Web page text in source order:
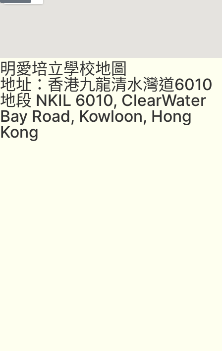
明愛培立學校地圖
地址：香港九龍清水灣道6010
地段 NKIL 6010, ClearWater
Bay Road, Kowloon, Hong
Kong